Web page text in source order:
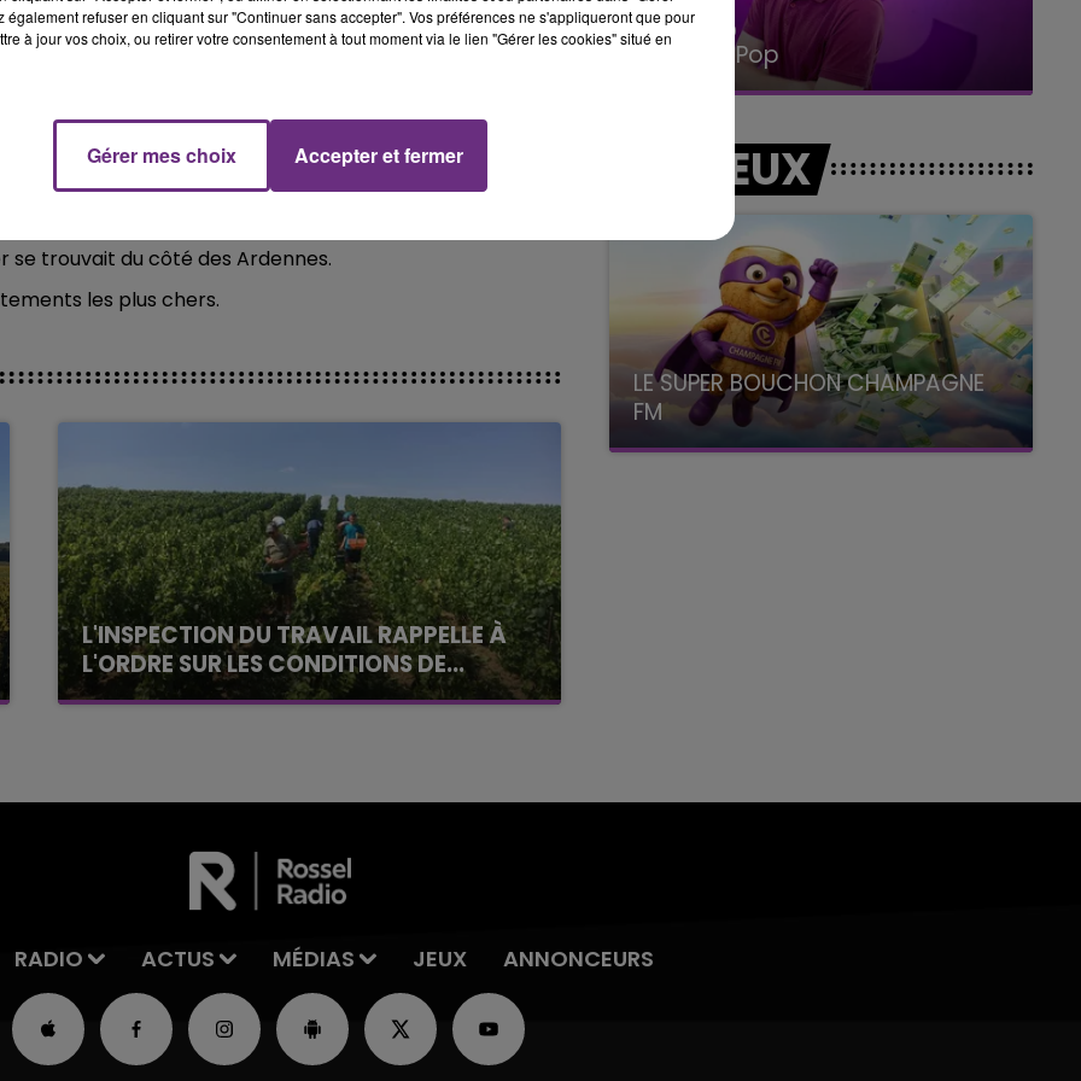
de réductions en ligne (CupoNation) dévoile
se trouvait du côté des Ardennes.
les plus chers.
L'INSPECTION DU TRAVAIL RAPPELLE À
L'ORDRE SUR LES CONDITIONS DE...
Alors que les dates de début des vendange
14h00 - 15h00
La Radio Pop
15h00 - 19h00
Le Club Champagne FM
LES JEUX
LE SUPER BOUCHON CHAMPAGNE
FM
avec La Famille Champagne FM, à 8H10
RADIO ACTUS MÉDIAS JEUX ANNONCEURS
également refuser en cliquant sur "Continuer sans accepter". Vos préférences ne s'appliqueront que pour
à jour vos choix, ou retirer votre consentement à tout moment via le lien "Gérer les cookies" situé en
Gérer mes choix Accepter et fermer